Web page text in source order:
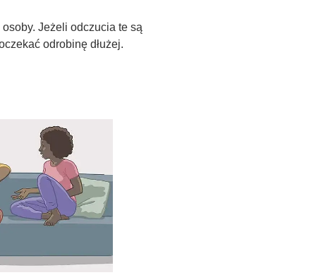
Jeżeli odczucia te są
odrobinę dłużej.